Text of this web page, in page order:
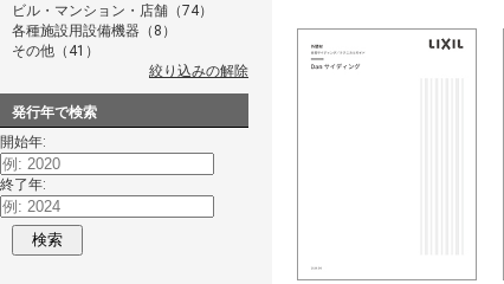
ビル・マンション・店舗（74）
各種施設用設備機器（8）
その他（41）
絞り込みの解除
発行年で検索
開始年:
終了年:
検索